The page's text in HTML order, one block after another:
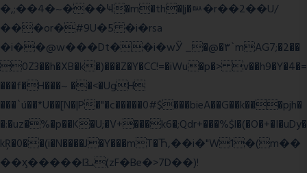
�,;��4�~���Ҹ�m�th�|j�ᇞ�r��2��U/
���or�#9U�5 �i�rsa
�i��@w���Dt��i�wӰ _�@�٣`mAG7;�2��
0Z3��h�XB�k�)���Z�Y�CC!=�iWu�p�> v��h9�Y�4�=
���f�H���~ ��<�UgH
���`ú��*U��[N�|P�"�c�����0#$���bieA��G��k���pjh�
�:�uz�%�p��K�U;�V+���k6�;Qdr+���%$l�(�O�+�I�uDy�
kŖ�0��(i�N����J�Y���mT�Ћ,��i�"W1�(m��
��ӽ�����l3ܝ(zF�Be�>7D��)!